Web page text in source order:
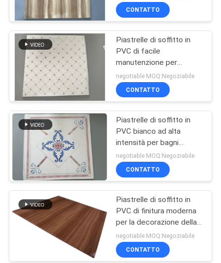
CONTROLLO
DI
QUALITÀ
CONTATTICI
RICHIEDA
UNA
CITAZIONE
MAPPA
DEL
SITO
PRIVACY
/ 603 mm
CONTATTO
Piastrelle di soffitto in
PVC di facile
manutenzione per
ristoranti / hotel OEM /
ODM Design
negotiable MOQ:Negoziabile
CONTATTO
Piastrelle di soffitto in
PVC bianco ad alta
intensità per bagni
Diversi colori / modelli
negotiable MOQ:Negoziabile
CONTATTO
Piastrelle di soffitto in
PVC di finitura moderna
per la decorazione della
cucina multifunzionale
negotiable MOQ:Negoziabile
CONTATTO